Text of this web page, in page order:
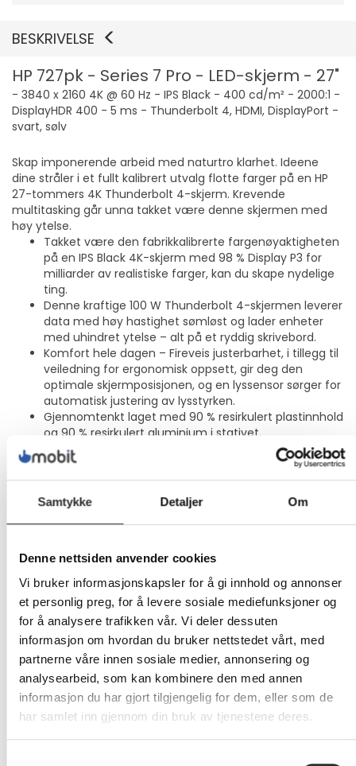
Samtykke Detaljer Om
Denne nettsiden anvender cookies
Vi bruker informasjonskapsler for å gi innhold og annonser
et personlig preg, for å levere sosiale mediefunksjoner og
for å analysere trafikken vår. Vi deler dessuten
informasjon om hvordan du bruker nettstedet vårt, med
partnerne våre innen sosiale medier, annonsering og
analysearbeid, som kan kombinere den med annen
informasjon du har gjort tilgjengelig for dem, eller som de
har samlet inn gjennom din bruk av tjenestene deres.
BESKRIVELSE
HP 727pk - Series 7 Pro - LED-skjerm - 27"
- 3840 x 2160 4K @ 60 Hz - IPS Black - 400 cd/m² - 2000:1 -
DisplayHDR 400 - 5 ms - Thunderbolt 4, HDMI, DisplayPort -
svart, sølv
Skap imponerende arbeid med naturtro klarhet. Ideene
dine stråler i et fullt kalibrert utvalg flotte farger på en HP
27-tommers 4K Thunderbolt 4-skjerm. Krevende
multitasking går unna takket være denne skjermen med
høy ytelse.
Takket være den fabrikkalibrerte fargenøyaktigheten
på en IPS Black 4K-skjerm med 98 % Display P3 for
milliarder av realistiske farger, kan du skape nydelige
ting.
Denne kraftige 100 W Thunderbolt 4-skjermen leverer
data med høy hastighet sømløst og lader enheter
med uhindret ytelse – alt på et ryddig skrivebord.
Komfort hele dagen – Fireveis justerbarhet, i tillegg til
veiledning for ergonomisk oppsett, gir deg den
optimale skjermposisjonen, og en lyssensor sørger for
automatisk justering av lysstyrken.
Gjennomtenkt laget med 90 % resirkulert plastinnhold
og 90 % resirkulert aluminium i stativet.
4K UHD-oppløsning
svært presise detaljene på denne 27-tommers skjermen.
Den pikseltette oppløsningen på 3840 x 2160 utvider
bemerkelsesverdig og virkelighetstro opplevelse.
IPS Black-teknologi
Med IPS Black kan du se flotte bilder fra alle vinkler med
dypere fargetoner, mørkere skygger og lysere
fremhevinger. Gled deg over et slående kontrastforhold på
2000:1, dobbelt så mye som en tradisjonell IPS, og
ultrabrede visningsvinkler.
Suveren fargenøyaktighet